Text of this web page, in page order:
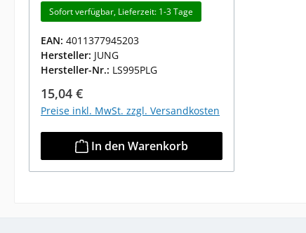
Sofort verfügbar, Lieferzeit: 1-3 Tage
EAN: 4011377945203
Hersteller: JUNG
Hersteller-Nr.: LS995PLG
Regulärer Preis:
15,04 €
Preise inkl. MwSt. zzgl. Versandkosten
In den Warenkorb